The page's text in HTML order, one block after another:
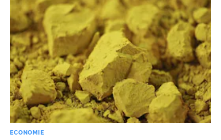
ECONOMIE